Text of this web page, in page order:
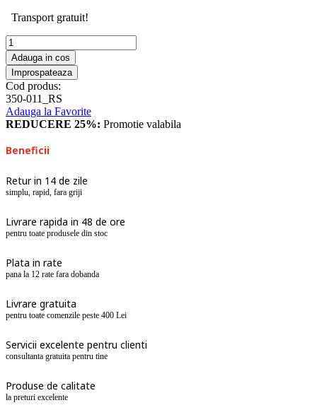
Transport gratuit!
Adauga in cos
Cod produs:
350-011_RS
Adauga la Favorite
REDUCERE 25%: Promotie valabila
Beneficii
Retur in 14 de zile
simplu, rapid, fara griji
Livrare rapida in 48 de ore
pentru toate produsele din stoc
Plata in rate
pana la 12 rate fara dobanda
Livrare gratuita
pentru toate comenzile peste 400 Lei
Servicii excelente pentru clienti
consultanta gratuita pentru tine
Produse de calitate
la preturi excelente